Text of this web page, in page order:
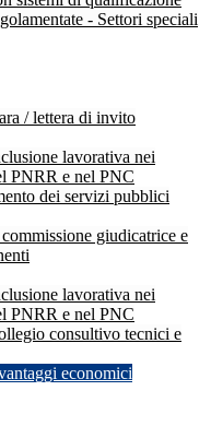
- Settori speciali
/ lettera di invito
lavorativa nei
PNRR e nel PNC
dei servizi pubblici
giudicatrice e
lavorativa nei
PNRR e nel PNC
consultivo tecnici e
economici